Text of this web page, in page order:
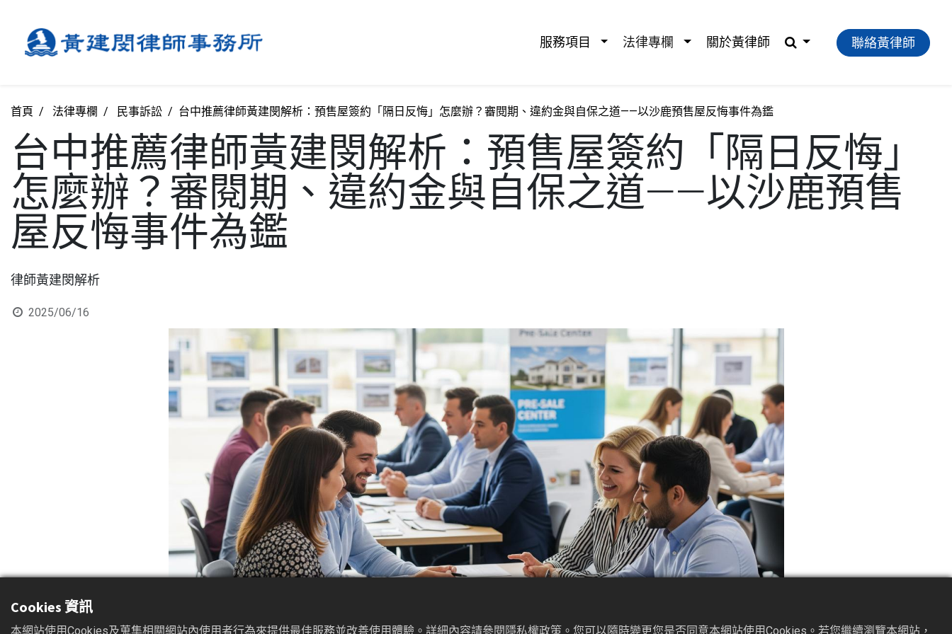
服務項⽬ 法律專欄 關於黃律師 聯絡黃律師
首頁 法律專欄 民事訴訟 台中推薦律師黃建閔解析：預售屋簽約「隔日反悔」怎麼辦？審閱期、違約金與自保之道——以沙鹿預售屋反悔事件為鑑
台中推薦律師黃建閔解析：預售屋簽約「隔日反悔」
怎麼辦？審閱期、違約金與自保之道——以沙鹿預售
屋反悔事件為鑑
律師黃建閔解析
2025/06/16
Cookies 資訊
本網站使用Cookies及蒐集相關網站內使用者行為來提供最佳服務並改善使用體驗。詳細內容請參閱隱私權政策。您可以隨時變更您是否同意本網站使用Cookies。若您繼續瀏覽本網站，